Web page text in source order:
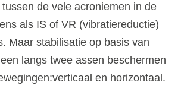
de vele acroniemen in de
als IS of VR (vibratiereductie)
Maar stabilisatie op basis van
langs twee assen beschermen
en horizontaal.